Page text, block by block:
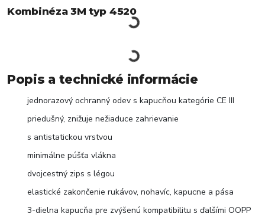
Kombinéza 3M typ 4520
Popis a technické informácie
jednorazový ochranný odev s kapucňou kategórie CE III
priedušný, znižuje nežiaduce zahrievanie
s antistatickou vrstvou
minimálne púšťa vlákna
dvojcestný zips s légou
elastické zakončenie rukávov, nohavíc, kapucne a pása
3-dielna kapucňa pre zvýšenú kompatibilitu s ďalšími OOPP